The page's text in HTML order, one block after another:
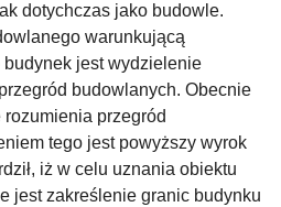
dotychczas jako budowle.
warunkującą
jest wydzielenie
budowlanych. Obecnie
przegród
tego jest powyższy wyrok
iż w celu uznania obiektu
jest zakreślenie granic budynku